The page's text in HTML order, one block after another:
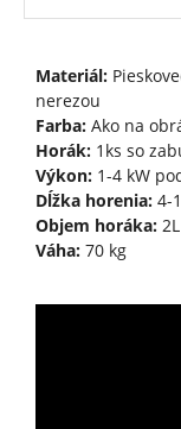
Materiál:
nerezou
Farba:Ako na
Horák:1ks so
Výkon:1-4 kW
Dĺžka horenia:4-
Objem horáka:2L
Váha:70 kg